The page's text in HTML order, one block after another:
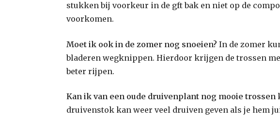
stukken bij voorkeur in de gft bak en niet op de
voorkomen.
Moet ik ook in de zomer nog snoeien? In de zomer
bladeren wegknippen. Hierdoor krijgen de trossen
beter rijpen.
Kan ik van een oude druivenplant nog mooie trossen
druivenstok kan weer veel druiven geven als je hem